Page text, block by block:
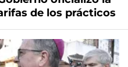
de los prácticos